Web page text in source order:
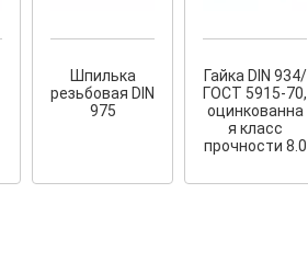
Шпилька
резьбовая DIN
975
Гайка DIN 934/
ГОСТ 5915-70,
оцинкованна
я класс
прочности 8.0